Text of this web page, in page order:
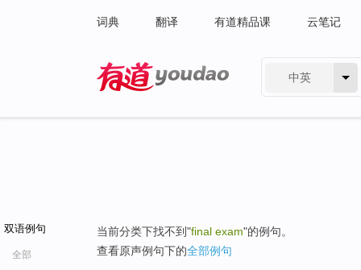
词典 翻译 有道精品课 云笔记
中英
双语例句
全部
当前分类下找不到"final exam"的例句。
查看原声例句下的全部例句